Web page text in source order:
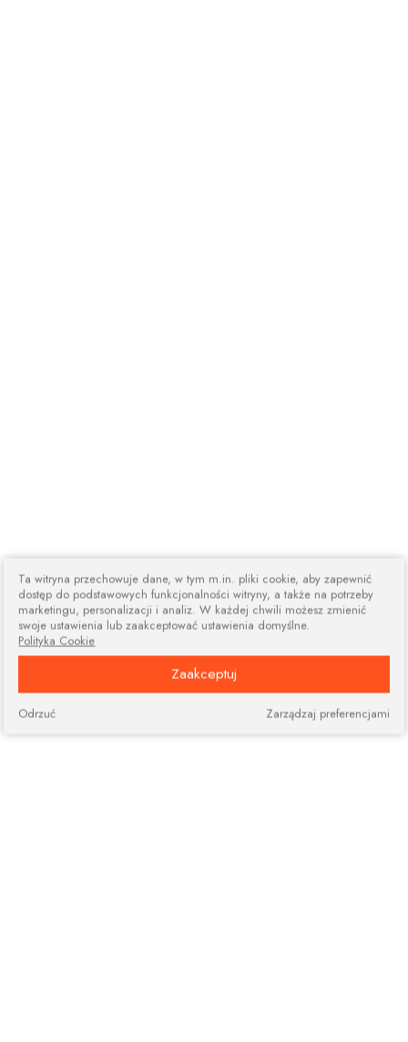
Ta witryna przechowuje dane, w tym m.in. pliki cookie, aby zapewnić
dostęp do podstawowych funkcjonalności witryny, a także na potrzeby
marketingu, personalizacji i analiz. W każdej chwili możesz zmienić
swoje ustawienia lub zaakceptować ustawienia domyślne.
Polityka Cookie
Zaakceptuj
Zarządzaj preferencjami
Odrzuć